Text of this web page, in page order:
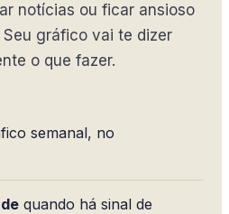
notícias ou ficar ansioso
gráfico vai te dizer
o que fazer.
semanal, no
quando há sinal de